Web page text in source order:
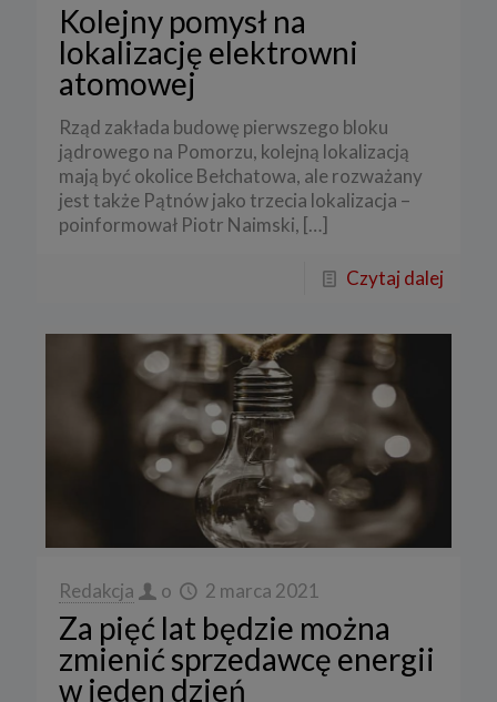
Kolejny pomysł na
lokalizację elektrowni
atomowej
Rząd zakłada budowę pierwszego bloku
jądrowego na Pomorzu, kolejną lokalizacją
mają być okolice Bełchatowa, ale rozważany
jest także Pątnów jako trzecia lokalizacja –
poinformował Piotr Naimski, […]
Czytaj dalej
Redakcja o 2 marca 2021
Za pięć lat będzie można
zmienić sprzedawcę energii
w jeden dzień